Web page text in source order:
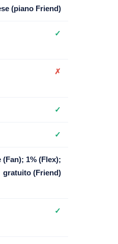
(piano Friend)
✓
✗
✓
✓
1% (Flex);
gratuito (Friend)
✓